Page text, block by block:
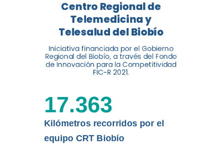
El Centro Regional de
Telemedicina y Telesalud del
Biobío presenta el balance de
tres años acercando la salud
digital a los habitantes...
Leer más
Centro Regional de
Telemedicina y
Telesalud del Biobío
Iniciativa financiada por el Gobierno
Regional del Biobío, a través del Fondo
de Innovación para la Competitividad
FIC-R 2021.
Kilómetros recorridos por el
equipo CRT Biobío
17.363